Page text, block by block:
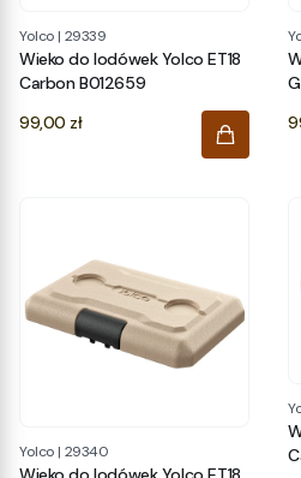
Yolco | 29339
Wieko do lodówek Yolco ET18
Carbon B012659
Cena
99,00 zł
Yolco | 29340